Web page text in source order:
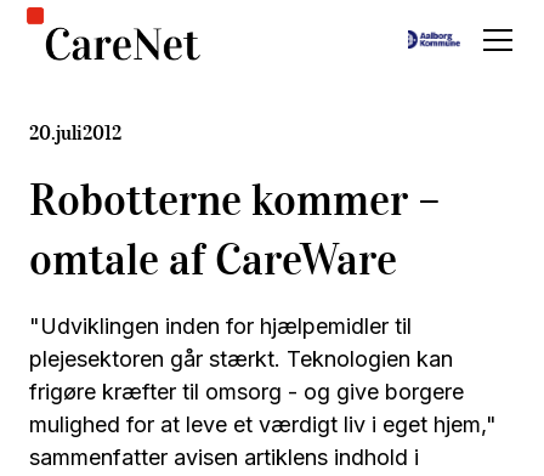
20.juli2012
Robotterne kommer –
omtale af CareWare
"Udviklingen inden for hjælpemidler til
plejesektoren går stærkt. Teknologien kan
frigøre kræfter til omsorg - og give borgere
mulighed for at leve et værdigt liv i eget hjem,"
sammenfatter avisen artiklens indhold i